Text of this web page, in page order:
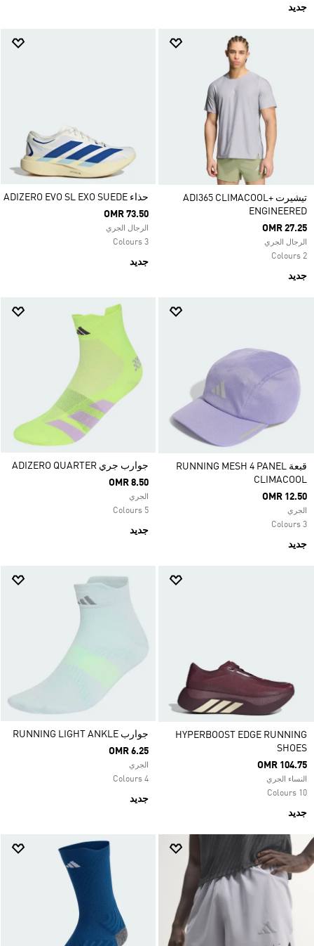
جديد
تيشيرت ADI365 CLIMACOOL+
ENGINEERED
OMR 27.25
الرجال الجري
2 Colours
جديد
حذاء ADIZERO EVO SL EXO SUEDE
OMR 73.50
الرجال الجري
3 Colours
جديد
قبعة RUNNING MESH 4 PANEL
CLIMACOOL
OMR 12.50
الجري
3 Colours
جديد
جوارب جري ADIZERO QUARTER
OMR 8.50
الجري
5 Colours
جديد
HYPERBOOST EDGE RUNNING
SHOES
OMR 104.75
النساء الجري
10 Colours
جديد
جوارب RUNNING LIGHT ANKLE
OMR 6.25
الجري
4 Colours
جديد